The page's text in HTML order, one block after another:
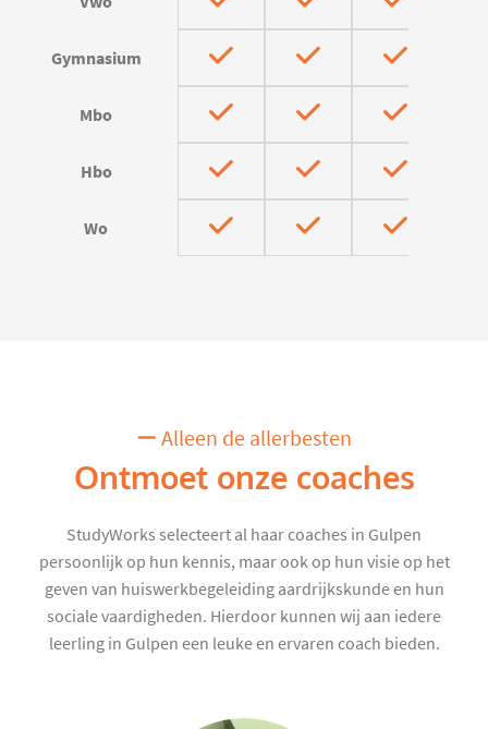
Gymnasium
Mbo
Hbo
Wo
Alleen de allerbesten
Ontmoet onze coaches
StudyWorks selecteert al haar coaches in Gulpen
persoonlijk op hun kennis, maar ook op hun visie op het
geven van huiswerkbegeleiding aardrijkskunde en hun
sociale vaardigheden. Hierdoor kunnen wij aan iedere
leerling in Gulpen een leuke en ervaren coach bieden.